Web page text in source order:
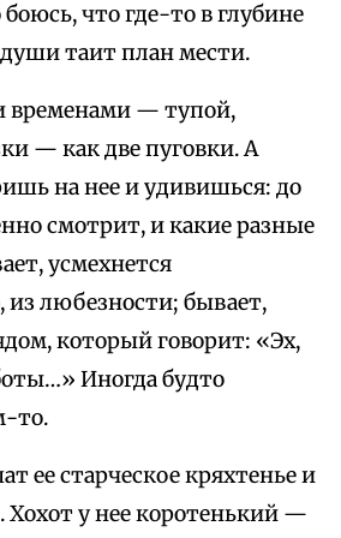
что где-то в глубине
таит план мести.
временами — тупой,
— как две пуговки. А
на нее и удивишься: до
смотрит, и какие разные
усмехнется
из любезности; бывает,
который говорит: «Эх,
Иногда будто
то.
ее старческое кряхтенье и
Хохот у нее коротенький —